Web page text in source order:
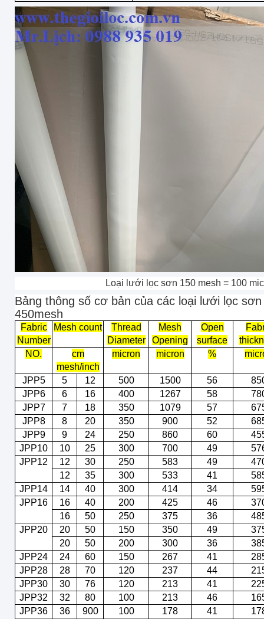
Loại lưới lọc sơn 150 mesh = 100
Bảng thông số cơ bản của các loại lưới lọc
450mesh
Fabric
Number
Mesh count
Thread
Diameter
Mesh
Opening
Open
surface
NO.
cm
mesh/inch
micron micron %
JPP5 5 12 500 1500 56
JPP6
6 16 400 1267 58
JPP7
7 18 350 1079 57
JPP8
8 20 350 900 52
JPP9
9 24 250 860 60
JPP10
10 25 300 700 49
JPP12
12 30 250 583 49
12
35 300 533 41
JPP14
14 40 300 414 34
JPP16
16 40 200 425 46
16
50 250 375 36
JPP20
20 50 150 350 49
20
50 200 300 36
JPP24
24 60 150 267 41
JPP28
28 70 120 237 44
JPP30
30 76 120 213 41
JPP32
32 80 100 213 46
JPP36
36 900 100 178 41